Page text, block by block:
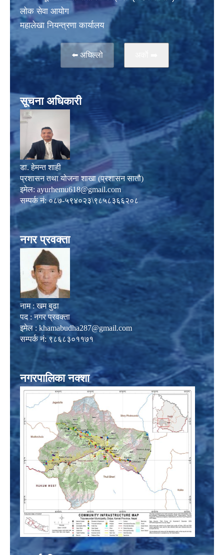
लाेक सेवा आयोग
महालेखा नियन्त्रणा कार्यालय
⬅️ अघिल्लो
सूचना अधिकारी
डा. हेमन्त शाही
प्रशासन तथा योजना शाखा (प्रशासन सातौ)
इमेल: ayurhemu618@gmail.com
सम्पर्क नं: ०८७-५९४०२३\९८५८३६६२०८
नगर प्रवक्ता
नाम : खम बुढा
पद : नगर प्रवक्ता
इमेल : khamabudha287@gmail.com
सम्पर्क नं: ९८६८३०११७१
नगरपालिका नक्शा